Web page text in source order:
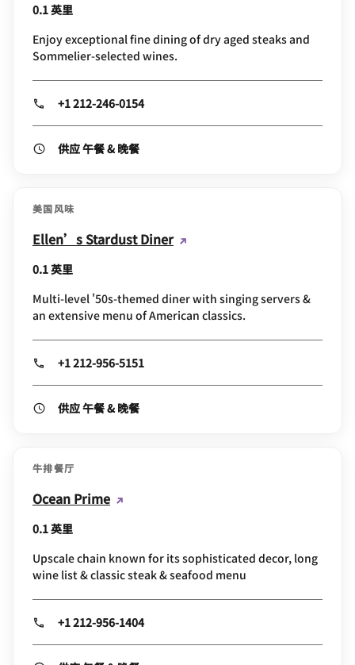
0.1 英里
Enjoy exceptional fine dining of dry aged steaks and
Sommelier-selected wines.
+1 212-246-0154
供应 午餐 & 晚餐
美国风味
Ellen’s Stardust Diner
0.1 英里
Multi-level '50s-themed diner with singing servers &
an extensive menu of American classics.
+1 212-956-5151
供应 午餐 & 晚餐
牛排餐厅
Ocean Prime
0.1 英里
Upscale chain known for its sophisticated decor, long
wine list & classic steak & seafood menu
+1 212-956-1404